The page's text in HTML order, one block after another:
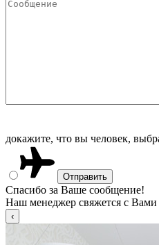
докажите, что вы человек,
Спасибо за Ваше сообщение!
Наш менеджер свяжется с